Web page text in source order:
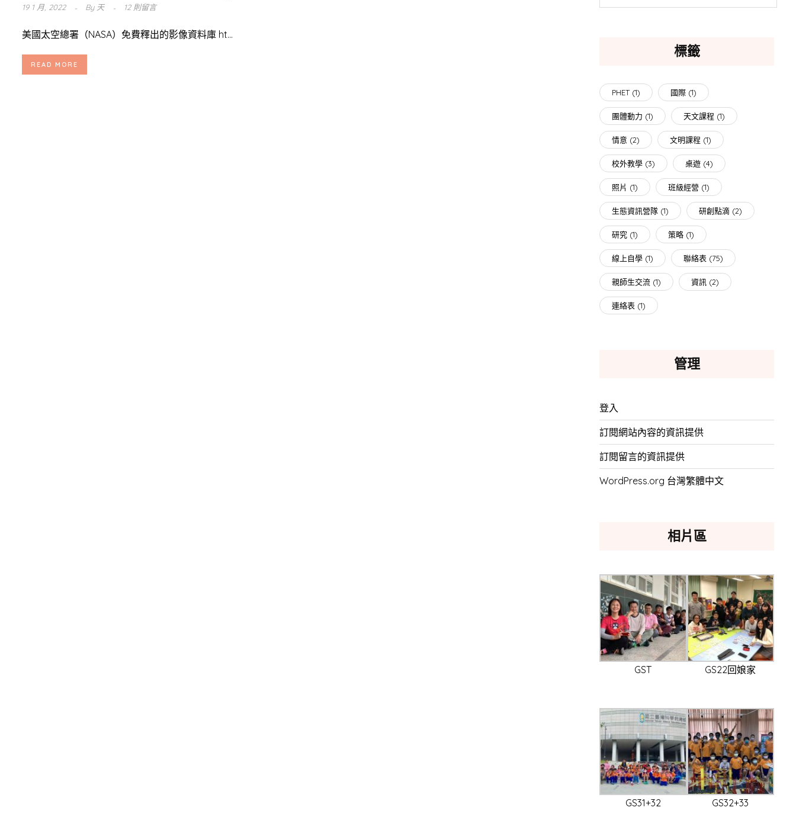
19 1 月, 2022 By天 12 則留言
美國太空總署（NASA）免費釋出的影像資料庫 ht...
READ MORE
標籤
PHET(1) 國際 (1)
團體動力 (1) 天文課程 (1)
情意 (2) 文明課程 (1)
校外教學 (3) 桌遊 (4)
照片 (1) 班級經營 (1)
生態資訊營隊 (1) 研創點滴 (2)
研究 (1) 策略 (1)
線上自學 (1) 聯絡表 (75)
親師生交流 (1) 資訊 (2)
連絡表 (1)
管理
登入
訂閱網站內容的資訊提供
訂閱留言的資訊提供
WordPress.org 台灣繁體中文
相片區
GST GS22回娘家
GS31+32 GS32+33